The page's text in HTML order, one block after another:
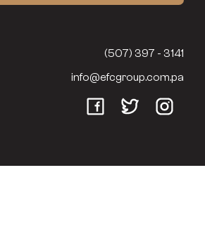
(507) 397 - 3141
info@efcgroup.com.pa